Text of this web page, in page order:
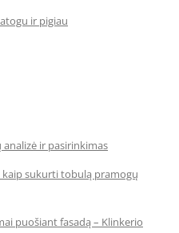
ir pigiau
ir pasirinkimas
kaip sukurti tobulą pramogų
puošiant fasadą – Klinkerio